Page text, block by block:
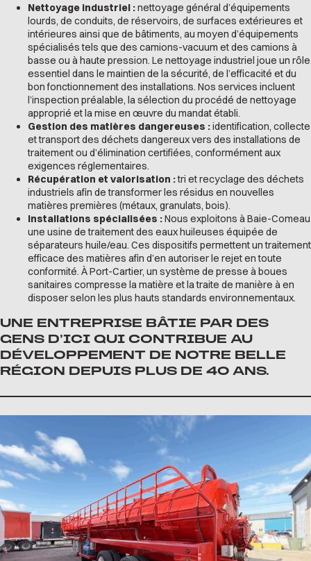
Nettoyage industriel :nettoyage général d’équipements
lourds, de conduits, de réservoirs, de surfaces extérieures et
intérieures ainsi que de bâtiments, au moyen d’équipements
spécialisés tels que des camions-vacuum et des camions à
basse ou à haute pression. Le nettoyage industriel joue un rôle
essentiel dans le maintien de la sécurité, de l’efficacité et du
bon fonctionnement des installations. Nos services incluent
l’inspection préalable, la sélection du procédé de nettoyage
approprié et la mise en œuvre du mandat établi.
Gestion des matières dangereuses :identification, collecte
et transport des déchets dangereux vers des installations de
traitement ou d’élimination certifiées, conformément aux
exigences réglementaires.
Récupération et valorisation :tri et recyclage des déchets
industriels afin de transformer les résidus en nouvelles
matières premières (métaux, granulats, bois).
Installations spécialisées :Nous exploitons à Baie-Comeau
une usine de traitement des eaux huileuses équipée de
séparateurs huile/eau. Ces dispositifs permettent un traitement
efficace des matières afin d’en autoriser le rejet en toute
conformité. À Port-Cartier, un système de presse à boues
sanitaires compresse la matière et la traite de manière à en
disposer selon les plus hauts standards environnementaux.
UNE ENTREPRISE BÂTIE PAR DES
GENS D’ICI QUI CONTRIBUE AU
DÉVELOPPEMENT DE NOTRE BELLE
RÉGION DEPUIS PLUS DE 40 ANS.